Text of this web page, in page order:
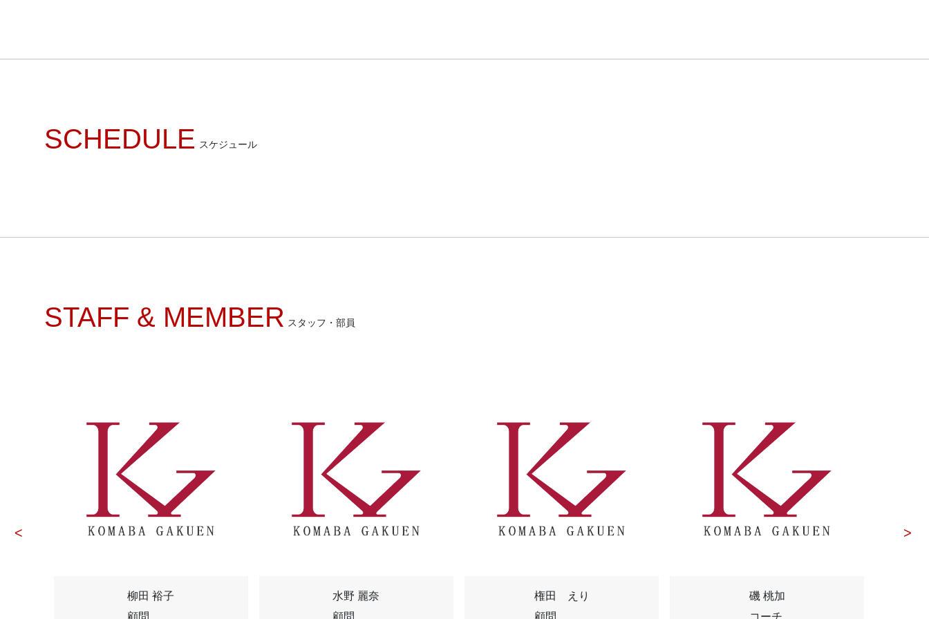
スケジュール
SCHEDULE
スタッフ・部員
STAFF & MEMBER
柳田 裕子
水野 麗奈
権田 えり
磯 桃加